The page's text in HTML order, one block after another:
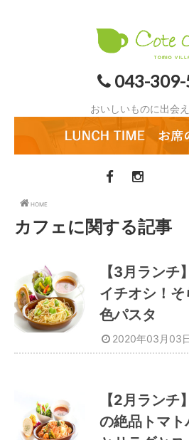
043-
おいしいものに出会
HOME
カフェに関する記事
【3月ラン
イチオシ！
色パスタ
2020年03月03日
【2月ランチ
の絶品トマト